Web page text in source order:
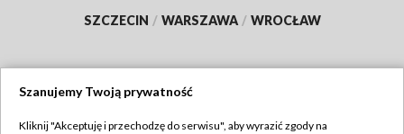
SZCZECIN / WARSZAWA / WROCŁAW
Szanujemy Twoją prywatność
Kliknij "Akceptuję i przechodzę do serwisu", aby wyrazić zgody na